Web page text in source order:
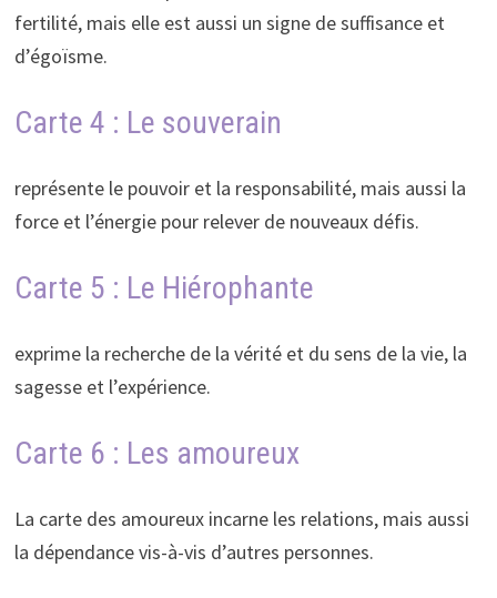
fertilité, mais elle est aussi un signe de suffisance et
d’égoïsme.
Carte 4 : Le souverain
représente le pouvoir et la responsabilité, mais aussi la
force et l’énergie pour relever de nouveaux défis.
Carte 5 : Le Hiérophante
exprime la recherche de la vérité et du sens de la vie, la
sagesse et l’expérience.
Carte 6 : Les amoureux
La carte des amoureux incarne les relations, mais aussi
la dépendance vis-à-vis d’autres personnes.